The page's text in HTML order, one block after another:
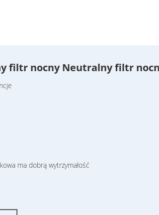
filtr nocny Neutralny filtr
ma dobrą wytrzymałość